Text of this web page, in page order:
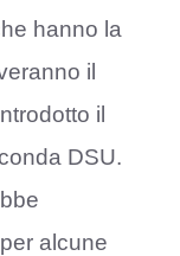
hanno la
il
il
DSU.
alcune